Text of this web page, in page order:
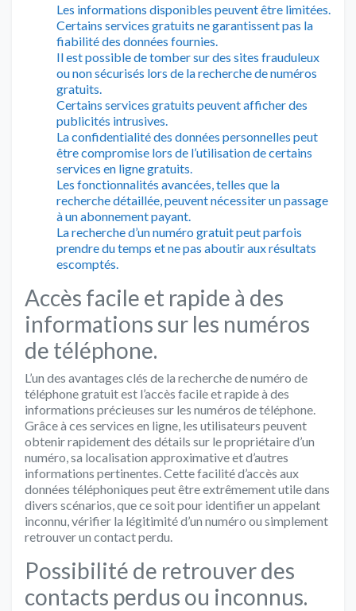
Les informations disponibles peuvent être limitées.
Certains services gratuits ne garantissent pas la
fiabilité des données fournies.
Il est possible de tomber sur des sites frauduleux
ou non sécurisés lors de la recherche de numéros
gratuits.
Certains services gratuits peuvent afficher des
publicités intrusives.
La confidentialité des données personnelles peut
être compromise lors de l’utilisation de certains
services en ligne gratuits.
Les fonctionnalités avancées, telles que la
recherche détaillée, peuvent nécessiter un passage
à un abonnement payant.
La recherche d’un numéro gratuit peut parfois
prendre du temps et ne pas aboutir aux résultats
escomptés.
Accès facile et rapide à des
informations sur les numéros
de téléphone.
L’un des avantages clés de la recherche de numéro de
téléphone gratuit est l’accès facile et rapide à des
informations précieuses sur les numéros de téléphone.
Grâce à ces services en ligne, les utilisateurs peuvent
obtenir rapidement des détails sur le propriétaire d’un
numéro, sa localisation approximative et d’autres
informations pertinentes. Cette facilité d’accès aux
données téléphoniques peut être extrêmement utile dans
divers scénarios, que ce soit pour identifier un appelant
inconnu, vérifier la légitimité d’un numéro ou simplement
retrouver un contact perdu.
Possibilité de retrouver des
contacts perdus ou inconnus.